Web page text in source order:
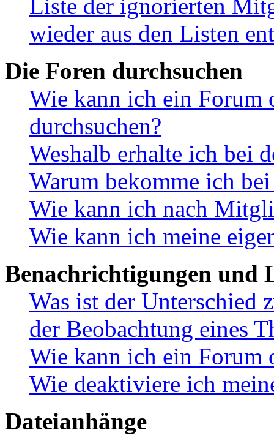
Liste der ignorierten
wieder aus den Listen
Die Foren durchsuchen
Wie kann ich ein Forum
durchsuchen?
Weshalb erhalte ich bei
Warum bekomme ich
Wie kann ich nach
Wie kann ich meine
Benachrichtigungen und
Was ist der Unterschied
der Beobachtung eines
Wie kann ich ein Forum
Wie deaktiviere ich
Dateianhänge